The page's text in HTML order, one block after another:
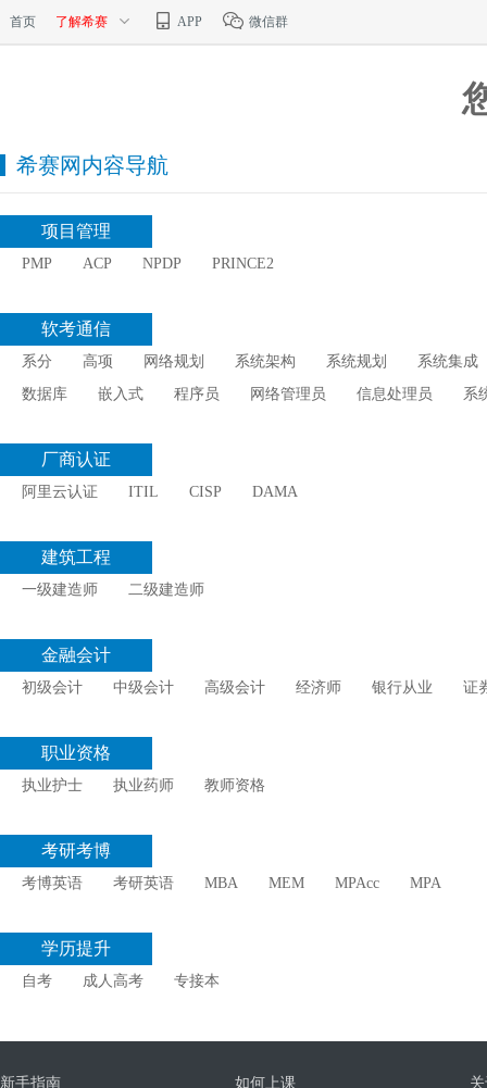
首页 了解希赛 APP 微信群
希赛网内容导航
项目管理
PMP ACP NPDP PRINCE2
软考通信
系分 高项 网络规划 系统架构 系统规划
系统集成
数据库
嵌入式 程序员 网络管理员 信息处理员 系
厂商认证
阿里云认证 ITIL CISP DAMA
建筑工程
一级建造师 二级建造师
金融会计
初级会计 中级会计 高级会计 经济师 银行从业 证
职业资格
执业护士 执业药师 教师资格
考研考博
考博英语 考研英语 MBA MEM MPAcc MPA
学历提升
自考 成人高考 专接本
新手指南 如何上课